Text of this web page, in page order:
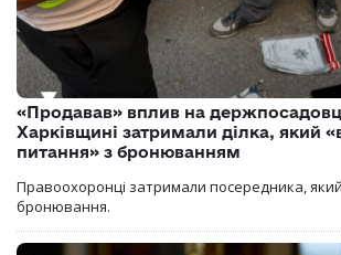
«Продавав» вплив на
Харківщині затримали ділка, який
питання» з бронюванням
Правоохоронці затримали посередника,
бронювання.